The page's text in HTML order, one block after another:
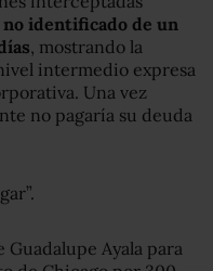
no identificado de un
, mostrando la
intermedio expresa
Una vez
no pagaría su deuda
Guadalupe Ayala para